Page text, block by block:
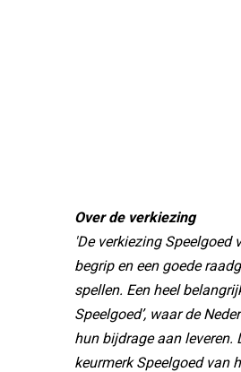
Over de verkiezing
'De verkiezing
begrip en een goede
spellen. Een heel
Speelgoed’, waar de
hun bijdrage aan leveren.
keurmerk Speelgoed van